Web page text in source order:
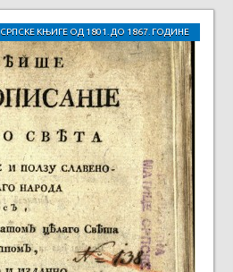
СРПСКЕ КЊИГЕ ОД 1801. ДО 1867. ГОДИНЕ